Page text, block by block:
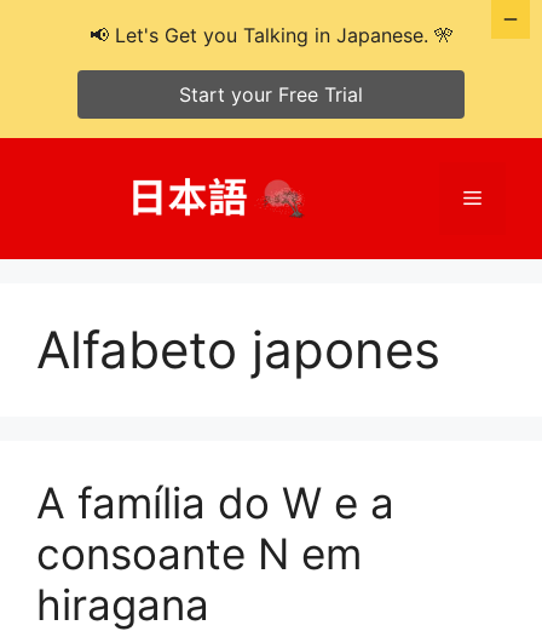
Alfabeto japones
A família do W e a
consoante N em
hiragana
📢 Let's Get you Talking in Japanese. 🎌
Start your Free Trial